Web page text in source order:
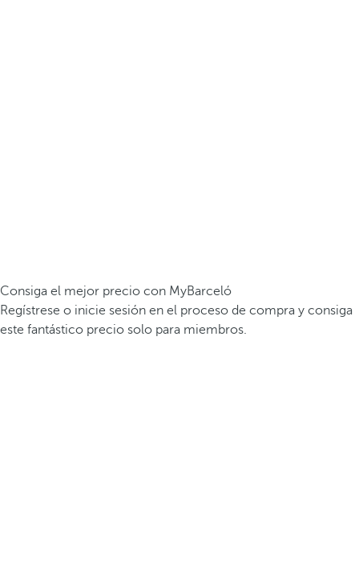
Consiga el mejor precio con MyBarceló
Regístrese o inicie sesión en el proceso de compra y consiga
este fantástico precio solo para miembros.